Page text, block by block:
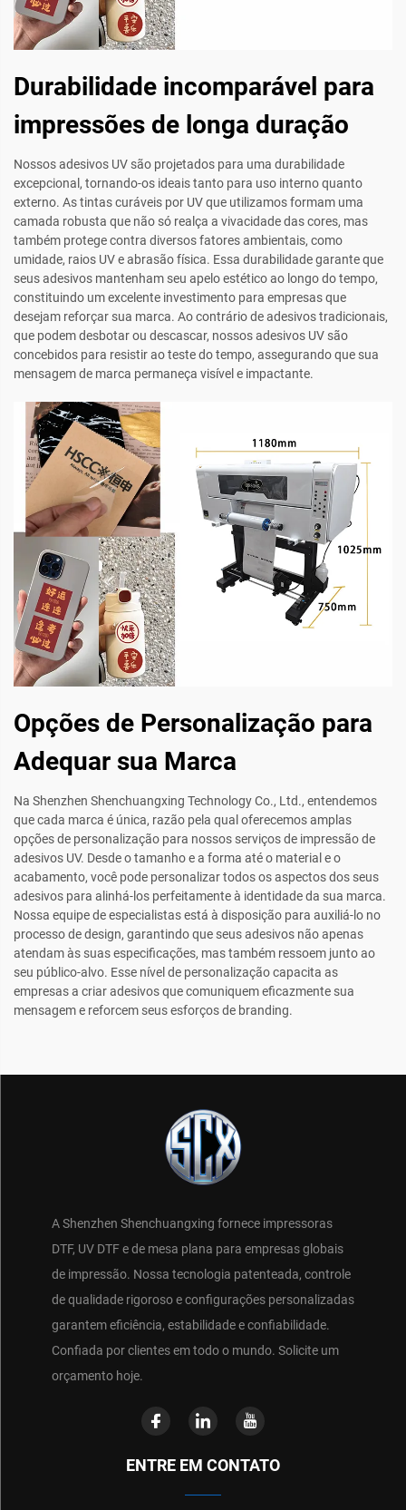
Durabilidade incomparável para
impressões de longa duração
Nossos adesivos UV são projetados para uma durabilidade
excepcional, tornando-os ideais tanto para uso interno quanto
externo. As tintas curáveis por UV que utilizamos formam uma
camada robusta que não só realça a vivacidade das cores, mas
também protege contra diversos fatores ambientais, como
umidade, raios UV e abrasão física. Essa durabilidade garante que
seus adesivos mantenham seu apelo estético ao longo do tempo,
constituindo um excelente investimento para empresas que
desejam reforçar sua marca. Ao contrário de adesivos tradicionais,
que podem desbotar ou descascar, nossos adesivos UV são
concebidos para resistir ao teste do tempo, assegurando que sua
mensagem de marca permaneça visível e impactante.
Opções de Personalização para
Adequar sua Marca
Na Shenzhen Shenchuangxing Technology Co., Ltd., entendemos
que cada marca é única, razão pela qual oferecemos amplas
opções de personalização para nossos serviços de impressão de
adesivos UV. Desde o tamanho e a forma até o material e o
acabamento, você pode personalizar todos os aspectos dos seus
adesivos para alinhá-los perfeitamente à identidade da sua marca.
Nossa equipe de especialistas está à disposição para auxiliá-lo no
processo de design, garantindo que seus adesivos não apenas
atendam às suas especificações, mas também ressoem junto ao
seu público-alvo. Esse nível de personalização capacita as
empresas a criar adesivos que comuniquem eficazmente sua
mensagem e reforcem seus esforços de branding.
A Shenzhen Shenchuangxing fornece impressoras
DTF, UV DTF e de mesa plana para empresas globais
de impressão. Nossa tecnologia patenteada, controle
de qualidade rigoroso e configurações personalizadas
garantem eficiência, estabilidade e confiabilidade.
Confiada por clientes em todo o mundo. Solicite um
orçamento hoje.
ENTRE EM CONTATO